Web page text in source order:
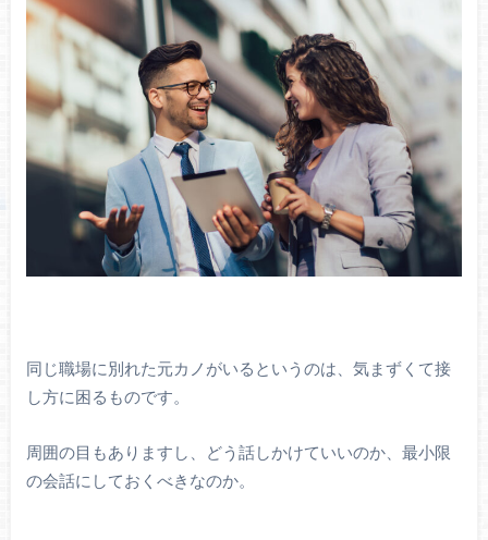
同じ職場に別れた元カノがいるというのは、気まずくて接
し方に困るものです。
周囲の目もありますし、どう話しかけていいのか、最小限
の会話にしておくべきなのか。